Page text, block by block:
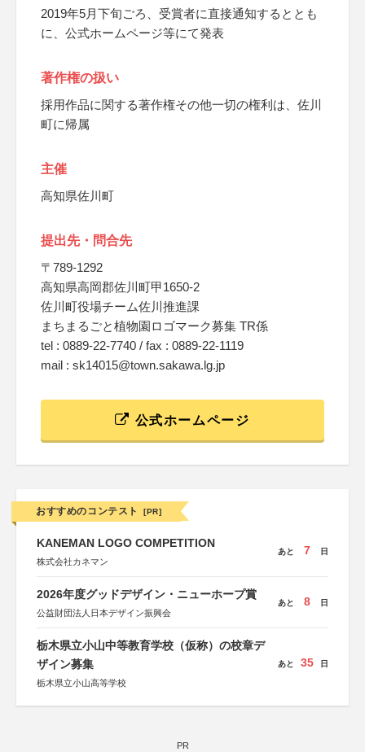
2019年5月下旬ごろ、受賞者に直接通知するととも
に、公式ホームページ等にて発表
著作権の扱い
採用作品に関する著作権その他一切の権利は、佐川
町に帰属
主催
高知県佐川町
提出先・問合先
〒789-1292
高知県高岡郡佐川町甲1650-2
佐川町役場チーム佐川推進課
まちまるごと植物園ロゴマーク募集 TR係
tel : 0889-22-7740 / fax : 0889-22-1119
mail : sk14015@town.sakawa.lg.jp
公式ホームページ
おすすめのコンテスト [PR]
KANEMAN LOGO COMPETITION
株式会社カネマン
あと 7 日
2026年度グッドデザイン・ニューホープ賞
公益財団法人日本デザイン振興会
あと 8 日
栃木県立小山中等教育学校（仮称）の校章デ
ザイン募集
栃木県立小山高等学校
あと 35 日
PR